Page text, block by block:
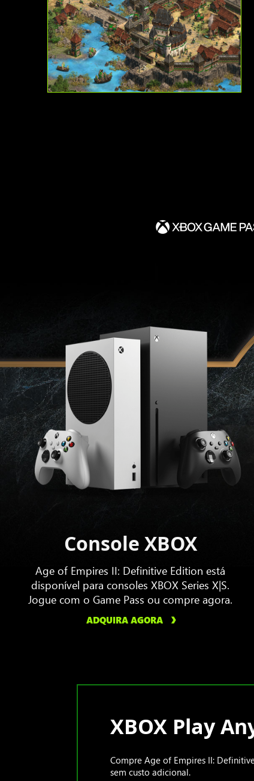
Console XBOX
Age of Empires II: Definitive Edition está
disponível para consoles XBOX Series X|S.
Jogue com o Game Pass ou compre agora.
ADQUIRA AGORA
XBOX Play
Compre Age of Empires II:
sem custo adicional.